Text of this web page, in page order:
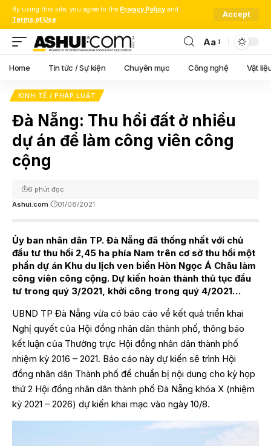
By using this site, you agree to the Privacy Policy and
Terms of Use.
Accept
Font
Resizer
Aa
Home Tin tức / Sự kiện Chuyên mục Công nghệ Vật
KINH TẾ / PHÁP LUẬT
Đà Nẵng: Thu hồi đất ở nhiều
dự án để làm công viên công
cộng
Ashui.com 01/08/2021
6 phút đọc
Ủy ban nhân dân TP. Đà Nẵng đã thống nhất với chủ
đầu tư thu hồi 2,45 ha phía Nam trên cơ sở thu hồi một
phần dự án Khu du lịch ven biển Hòn Ngọc Á Châu làm
công viên công cộng. Dự kiến hoàn thành thủ tục đầu
tư trong quý 3/2021, khởi công trong quý 4/2021…
UBND TP Đà Nẵng vừa có báo cáo về kết quả triển khai
Nghị quyết của Hội đồng nhân dân thành phố, thông báo
kết luận của Thường trực Hội đồng nhân dân thành phố
nhiệm kỳ 2016 – 2021. Báo cáo này dự kiến sẽ trình Hội
đồng nhân dân Thành phố để chuẩn bị nội dung cho kỳ họp
thứ 2 Hội đồng nhân dân thành phố Đà Nẵng khóa X (nhiệm
kỳ 2021 – 2026) dự kiến khai mạc vào ngày 10/8.